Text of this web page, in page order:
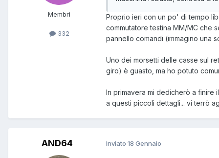
Membri
332
Proprio ieri con un po' di tempo
commutatore testina MM/MC che
pannello comandi (immagino una
Uno dei morsetti delle casse sul
giro) è guasto, ma ho potuto
In primavera mi dedicherò a finire
a questi piccoli dettagli... vi terrò
AND64 Inviato 18 Gennaio